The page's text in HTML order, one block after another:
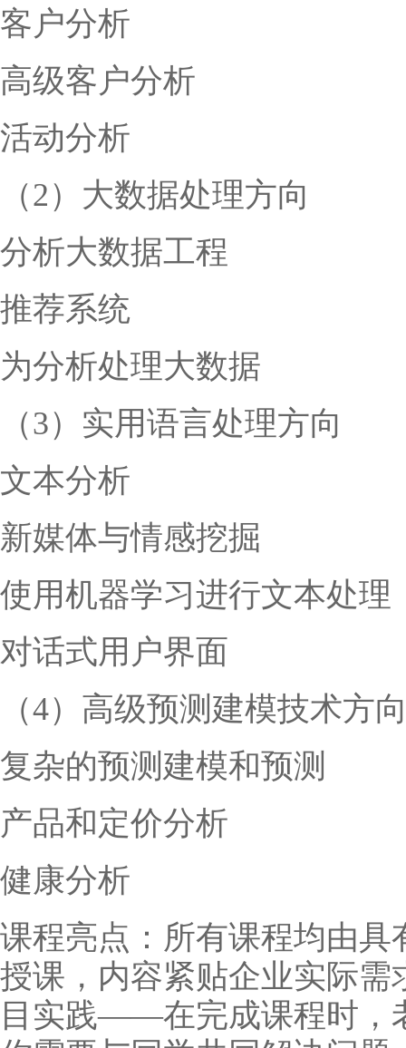
客户分析
高级客户分析
活动分析
（2）大数据处理方向
分析大数据工程
推荐系统
为分析处理大数据
（3）实用语言处理方向
文本分析
新媒体与情感挖掘
使用机器学习进行文本处理
对话式用户界面
（4）高级预测建模技术方
复杂的预测建模和预测
产品和定价分析
健康分析
课程亮点：所有课程均由具
授课，内容紧贴企业实际
目实践——在完成课程时，